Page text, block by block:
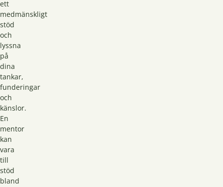
ett
medmänskligt
stöd
och
lyssna
på
dina
tankar,
funderingar
och
känslor.
En
mentor
kan
vara
till
stöd
bland